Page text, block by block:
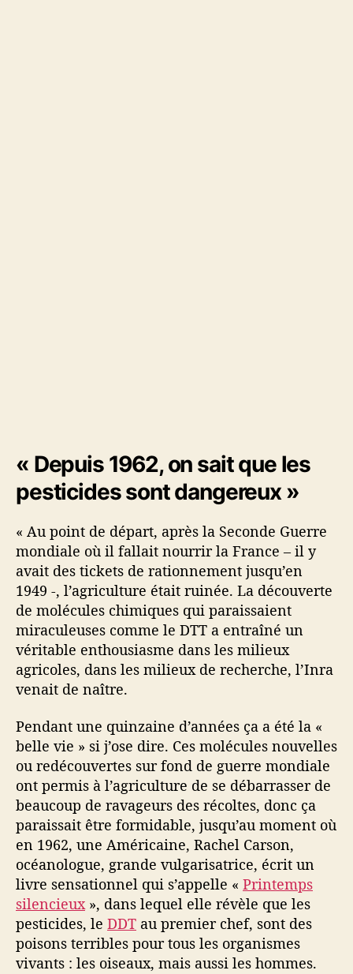
« Depuis 1962, on sait que les
pesticides sont dangereux »
« Au point de départ, après la Seconde Guerre
mondiale où il fallait nourrir la France – il y
avait des tickets de rationnement jusqu’en
1949 -, l’agriculture était ruinée. La découverte
de molécules chimiques qui paraissaient
miraculeuses comme le DTT a entraîné un
véritable enthousiasme dans les milieux
agricoles, dans les milieux de recherche, l’Inra
venait de naître.
Pendant une quinzaine d’années ça a été la «
belle vie » si j’ose dire. Ces molécules nouvelles
ou redécouvertes sur fond de guerre mondiale
ont permis à l’agriculture de se débarrasser de
beaucoup de ravageurs des récoltes, donc ça
paraissait être formidable, jusqu’au moment où
en 1962, une Américaine, Rachel Carson,
océanologue, grande vulgarisatrice, écrit un
livre sensationnel qui s’appelle « Printemps
silencieux», dans lequel elle révèle que les
pesticides, le DDT au premier chef, sont des
poisons terribles pour tous les organismes
vivants : les oiseaux, mais aussi les hommes.